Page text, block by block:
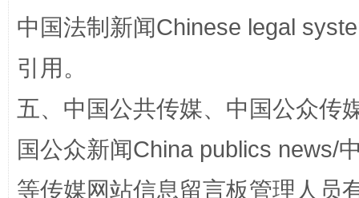
东山县通报“牛蛙产品抗生素超标问题” 法
中国法制新闻Chinese legal
引用。
五、中国公共传媒、中国公众传
国公众新闻China publics news/
等传媒网站信息留言板管理人员